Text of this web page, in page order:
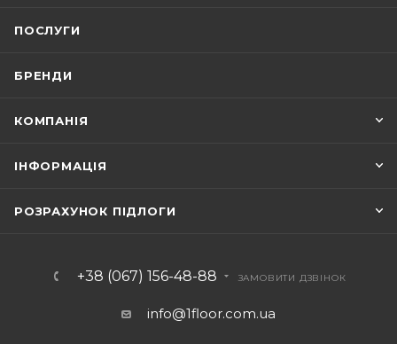
ПОСЛУГИ
БРЕНДИ
КОМПАНІЯ
ІНФОРМАЦІЯ
РОЗРАХУНОК ПІДЛОГИ
+38 (067) 156-48-88 ЗАМОВИТИ ДЗВІНОК
info@1floor.com.ua